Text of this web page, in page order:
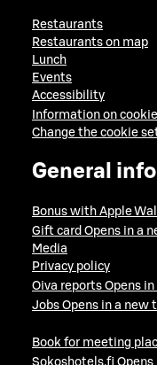
Restaurants
Restaurants on map
Lunch
Events
Accessibility
Information on
Change the cookie
General
Bonus with Apple
Gift card Opens in a
Media
Privacy policy
Oiva reports Opens
Jobs Opens in a new
Book for meeting
Sokoshotels.fi Opens